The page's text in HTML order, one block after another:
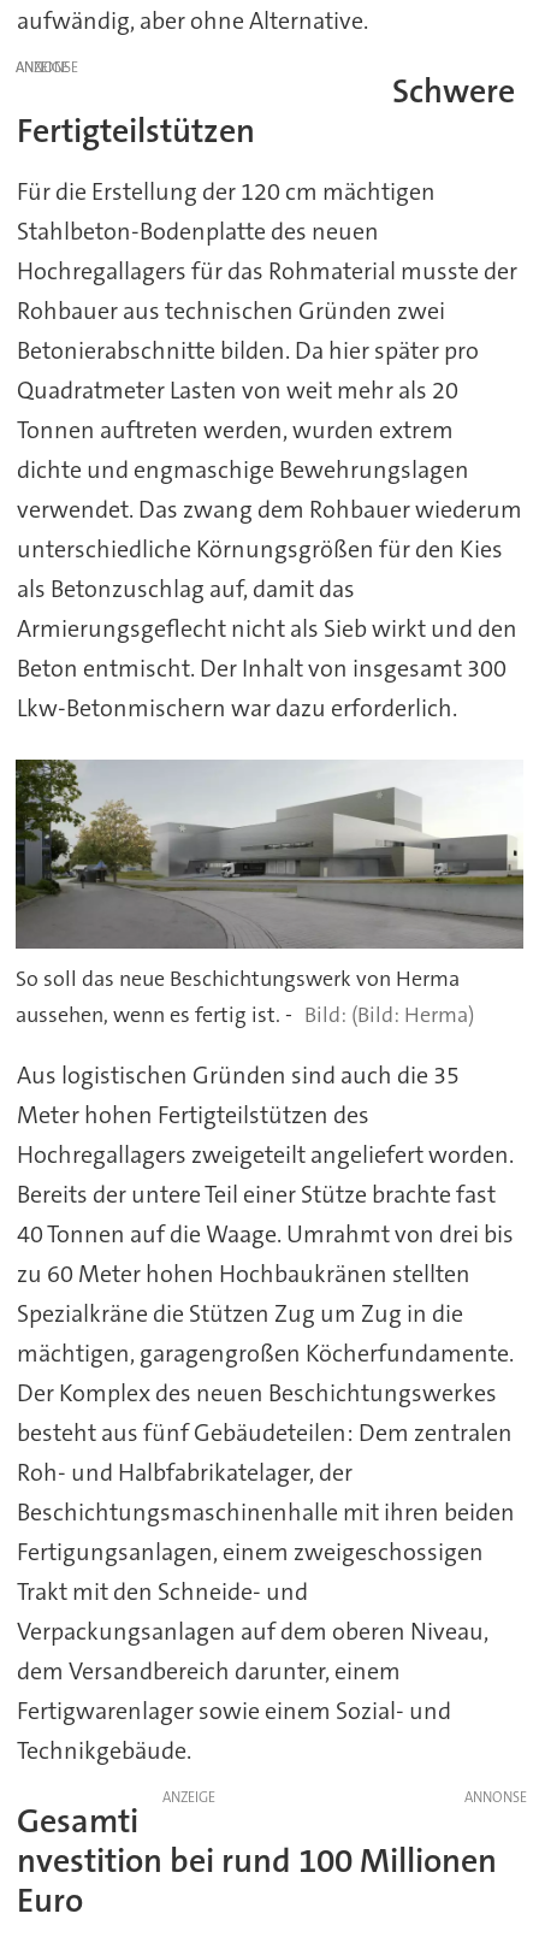
aufwändig, aber ohne Alternative.
ANZEIGE
Schwere
Fertigteilstützen
Für die Erstellung der 120 cm mächtigen
Stahlbeton-Bodenplatte des neuen
Hochregallagers für das Rohmaterial musste der
Rohbauer aus technischen Gründen zwei
Betonierabschnitte bilden. Da hier später pro
Quadratmeter Lasten von weit mehr als 20
Tonnen auftreten werden, wurden extrem
dichte und engmaschige Bewehrungslagen
verwendet. Das zwang dem Rohbauer wiederum
unterschiedliche Körnungsgrößen für den Kies
als Betonzuschlag auf, damit das
Armierungsgeflecht nicht als Sieb wirkt und den
Beton entmischt. Der Inhalt von insgesamt 300
Lkw-Betonmischern war dazu erforderlich.
So soll das neue Beschichtungswerk von Herma
aussehen, wenn es fertig ist. -
(Bild: Herma)
Aus logistischen Gründen sind auch die 35
Meter hohen Fertigteilstützen des
Hochregallagers zweigeteilt angeliefert worden.
Bereits der untere Teil einer Stütze brachte fast
40 Tonnen auf die Waage. Umrahmt von drei bis
zu 60 Meter hohen Hochbaukränen stellten
Spezialkräne die Stützen Zug um Zug in die
mächtigen, garagengroßen Köcherfundamente.
Der Komplex des neuen Beschichtungswerkes
besteht aus fünf Gebäudeteilen: Dem zentralen
Roh- und Halbfabrikatelager, der
Beschichtungsmaschinenhalle mit ihren beiden
Fertigungsanlagen, einem zweigeschossigen
Trakt mit den Schneide- und
Verpackungsanlagen auf dem oberen Niveau,
dem Versandbereich darunter, einem
Fertigwarenlager sowie einem Sozial- und
Technikgebäude.
ANZEIGE
Gesamti
nvestition bei rund 100 Millionen
Euro